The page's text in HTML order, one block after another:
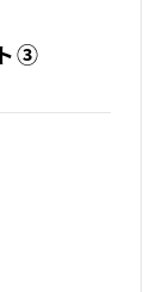
ト③